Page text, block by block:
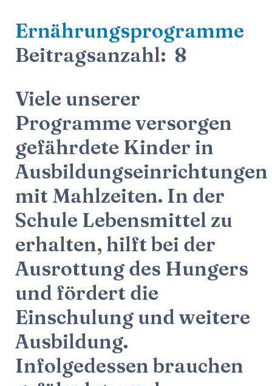
Ernährungsprogramme
Beitragsanzahl: 8
Viele unserer
Programme versorgen
gefährdete Kinder in
Ausbildungseinrichtungen
mit Mahlzeiten. In der
Schule Lebensmittel zu
erhalten, hilft bei der
Ausrottung des Hungers
und fördert die
Einschulung und weitere
Ausbildung.
Infolgedessen brauchen